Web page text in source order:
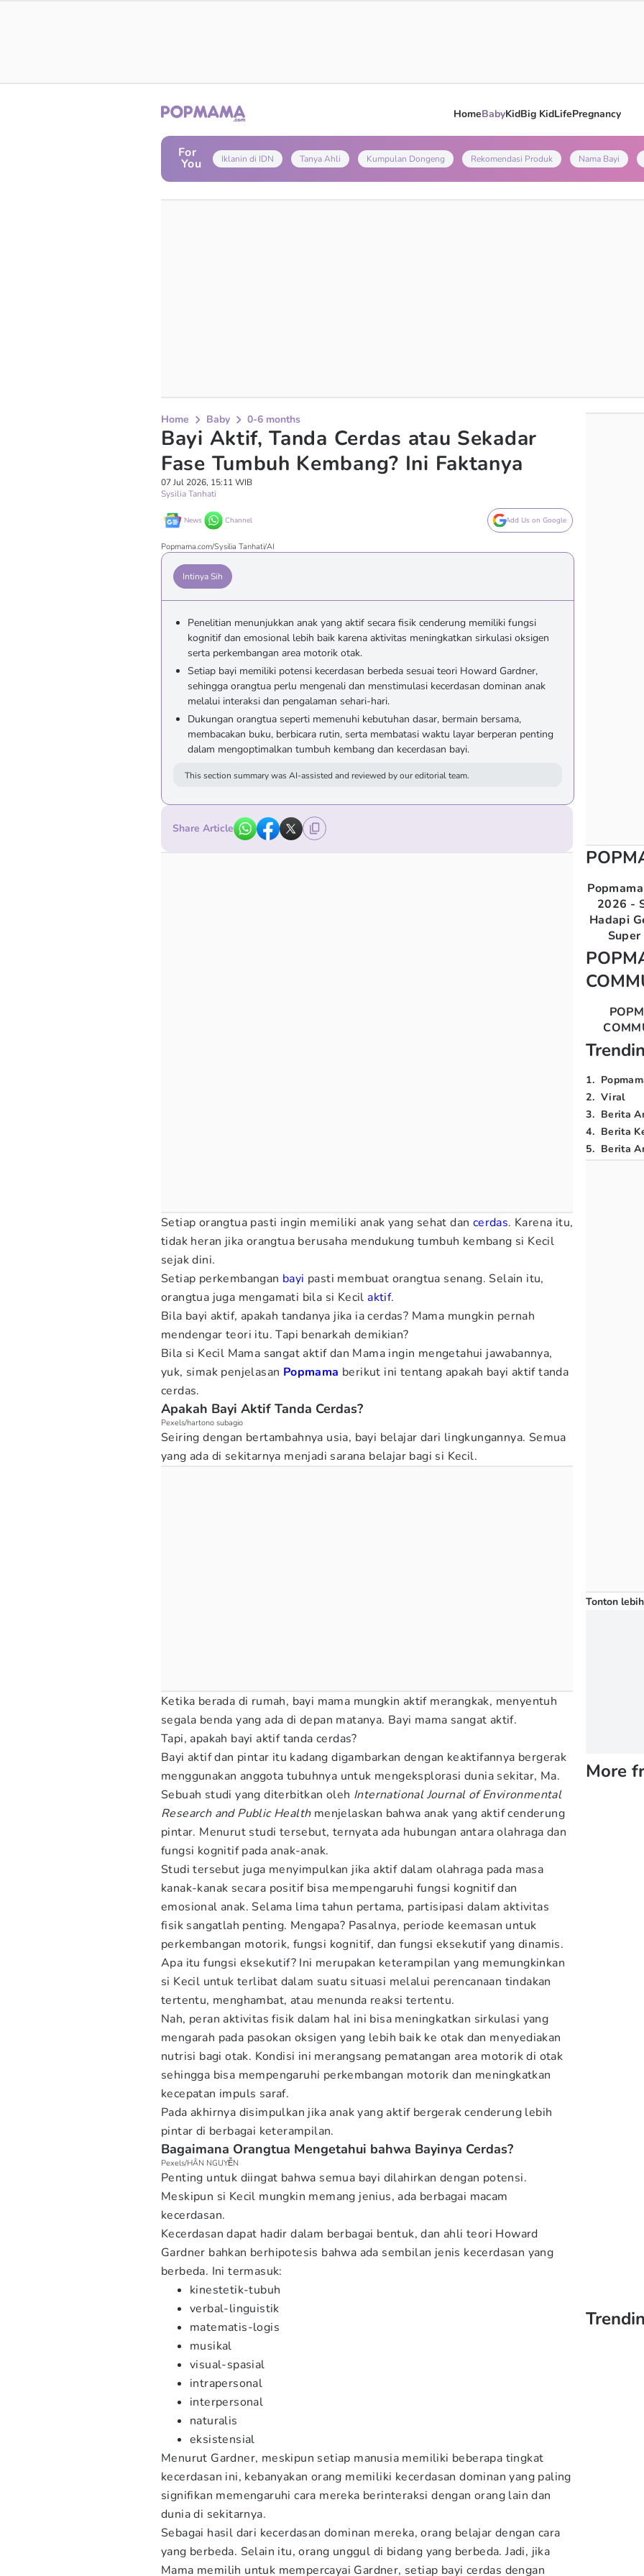
HomeBabyKidBig KidLifePregnancy
For
You Iklanin di IDN Tanya Ahli Kumpulan Dongeng Rekomendasi Produk Nama Bayi
Home Baby 0-6 months
Bayi Aktif, Tanda Cerdas atau Sekadar
Fase Tumbuh Kembang? Ini Faktanya
07 Jul 2026, 15:11 WIB
Sysilia Tanhati
News Channel Add Us on Google
Popmama.com/Sysilia Tanhati/AI
Intinya Sih
Penelitian menunjukkan anak yang aktif secara fisik cenderung memiliki fungsi
kognitif dan emosional lebih baik karena aktivitas meningkatkan sirkulasi oksigen
serta perkembangan area motorik otak.
Setiap bayi memiliki potensi kecerdasan berbeda sesuai teori Howard Gardner,
sehingga orangtua perlu mengenali dan menstimulasi kecerdasan dominan anak
melalui interaksi dan pengalaman sehari-hari.
Dukungan orangtua seperti memenuhi kebutuhan dasar, bermain bersama,
membacakan buku, berbicara rutin, serta membatasi waktu layar berperan penting
dalam mengoptimalkan tumbuh kembang dan kecerdasan bayi.
This section summary was AI-assisted and reviewed by our editorial team.
Share Article
Setiap orangtua pasti ingin memiliki anak yang sehat dan cerdas. Karena itu,
tidak heran jika orangtua berusaha mendukung tumbuh kembang si Kecil
sejak dini.
Setiap perkembangan bayi pasti membuat orangtua senang. Selain itu,
orangtua juga mengamati bila si Kecilaktif.
Bila bayi aktif, apakah tandanya jika ia cerdas? Mama mungkin pernah
mendengar teori itu. Tapi benarkah demikian?
Bila si Kecil Mama sangat aktif dan Mama ingin mengetahui jawabannya,
yuk, simak penjelasan Popmama berikut ini tentang apakah bayi aktif tanda
cerdas.
Apakah Bayi Aktif Tanda Cerdas?
Pexels/hartono subagio
Seiring dengan bertambahnya usia, bayi belajar dari lingkungannya. Semua
yang ada di sekitarnya menjadi sarana belajar bagi si Kecil.
Ketika berada di rumah, bayi mama mungkin aktif merangkak, menyentuh
segala benda yang ada di depan matanya. Bayi mama sangat aktif.
Tapi, apakah bayi aktif tanda cerdas?
Bayi aktif dan pintar itu kadang digambarkan dengan keaktifannya bergerak
menggunakan anggota tubuhnya untuk mengeksplorasi dunia sekitar, Ma.
Sebuah studi yang diterbitkan oleh International Journal of Environmental
Research and Public Healthmenjelaskan bahwa anak yang aktif cenderung
pintar. Menurut studi tersebut, ternyata ada hubungan antara olahraga dan
fungsi kognitif pada anak-anak.
Studi tersebut juga menyimpulkan jika aktif dalam olahraga pada masa
kanak-kanak secara positif bisa mempengaruhi fungsi kognitif dan
emosional anak. Selama lima tahun pertama, partisipasi dalam aktivitas
fisik sangatlah penting. Mengapa? Pasalnya, periode keemasan untuk
perkembangan motorik, fungsi kognitif, dan fungsi eksekutif yang dinamis.
Apa itu fungsi eksekutif? Ini merupakan keterampilan yang memungkinkan
si Kecil untuk terlibat dalam suatu situasi melalui perencanaan tindakan
tertentu, menghambat, atau menunda reaksi tertentu.
Nah, peran aktivitas fisik dalam hal ini bisa meningkatkan sirkulasi yang
mengarah pada pasokan oksigen yang lebih baik ke otak dan menyediakan
nutrisi bagi otak. Kondisi ini merangsang pematangan area motorik di otak
sehingga bisa mempengaruhi perkembangan motorik dan meningkatkan
kecepatan impuls saraf.
Pada akhirnya disimpulkan jika anak yang aktif bergerak cenderung lebih
pintar di berbagai keterampilan.
Bagaimana Orangtua Mengetahui bahwa Bayinya Cerdas?
Pexels/HÂN NGUYỄN
Penting untuk diingat bahwa semua bayi dilahirkan dengan potensi.
Meskipun si Kecil mungkin memang jenius, ada berbagai macam
kecerdasan.
Kecerdasan dapat hadir dalam berbagai bentuk, dan ahli teori Howard
Gardner bahkan berhipotesis bahwa ada sembilan jenis kecerdasan yang
berbeda. Ini termasuk:
kinestetik-tubuh
verbal-linguistik
matematis-logis
musikal
visual-spasial
intrapersonal
interpersonal
naturalis
eksistensial
Menurut Gardner, meskipun setiap manusia memiliki beberapa tingkat
kecerdasan ini, kebanyakan orang memiliki kecerdasan dominan yang paling
signifikan memengaruhi cara mereka berinteraksi dengan orang lain dan
dunia di sekitarnya.
Sebagai hasil dari kecerdasan dominan mereka, orang belajar dengan cara
yang berbeda. Selain itu, orang unggul di bidang yang berbeda. Jadi, jika
Mama memilih untuk mempercayai Gardner, setiap bayi cerdas dengan
2026 -
Hadapi
1.
2. Viral
3. Berita
4. Berita
5. Berita
Tonton
More